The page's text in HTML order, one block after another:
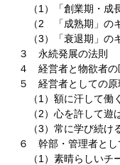
（1）「創業期・成長
（2 「成熟期」のキ
（3）「衰退期」の
３ 永続発展の法則
４ 経営者と物欲者の
５ 経営者としての原
（1）額に汗して働く
（2）心を許して遊
（3）常に学び続
６ 幹部・管理者とし
（1）素晴らしいチ